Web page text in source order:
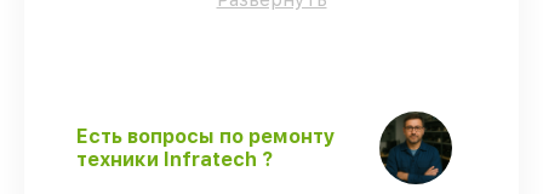
Опытные мастера– проходят
оговоренные сроки.
Поддержка после ремонта – на все
услуги и детали для прицелов ночного
Есть вопросы по ремонту
техники Infratech ?